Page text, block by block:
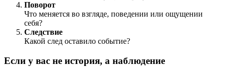
Поворот
Что меняется во взгляде, поведении или ощущении
себя?
Следствие
Какой след оставило событие?
Если у вас не история, а наблюдение